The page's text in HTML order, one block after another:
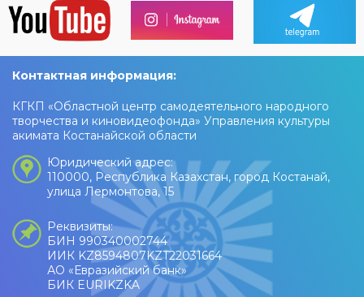
Контактная информация:
КГКП «Областной центр самодеятельного народного
творчества и киновидеофонда» Управления культуры
акимата Костанайской области
Юридический адрес:
110000, Республика Казахстан, город Костанай,
улица Лермонтова, 15
Реквизиты:
БИН 990340002744
ИИК KZ8594807KZT22031664
АО «Евразийский банк»
БИК EURIKZKA